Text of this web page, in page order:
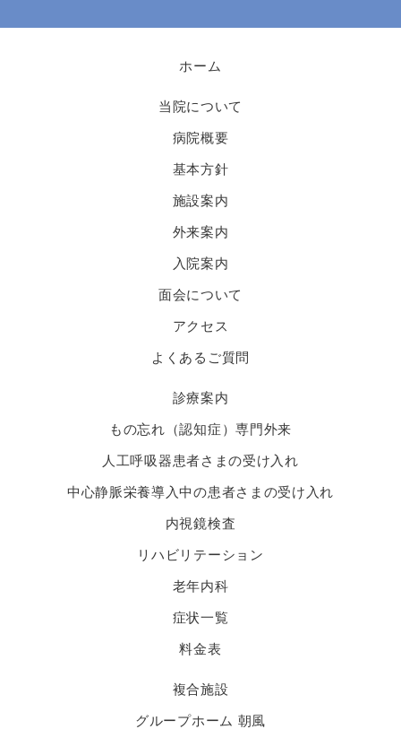
ホーム
当院について
病院概要
基本方針
施設案内
外来案内
入院案内
面会について
アクセス
よくあるご質問
診療案内
もの忘れ（認知症）専門外来
人工呼吸器患者さまの受け入れ
中心静脈栄養導入中の患者さまの受け入れ
内視鏡検査
リハビリテーション
老年内科
症状一覧
料金表
複合施設
グループホーム 朝風